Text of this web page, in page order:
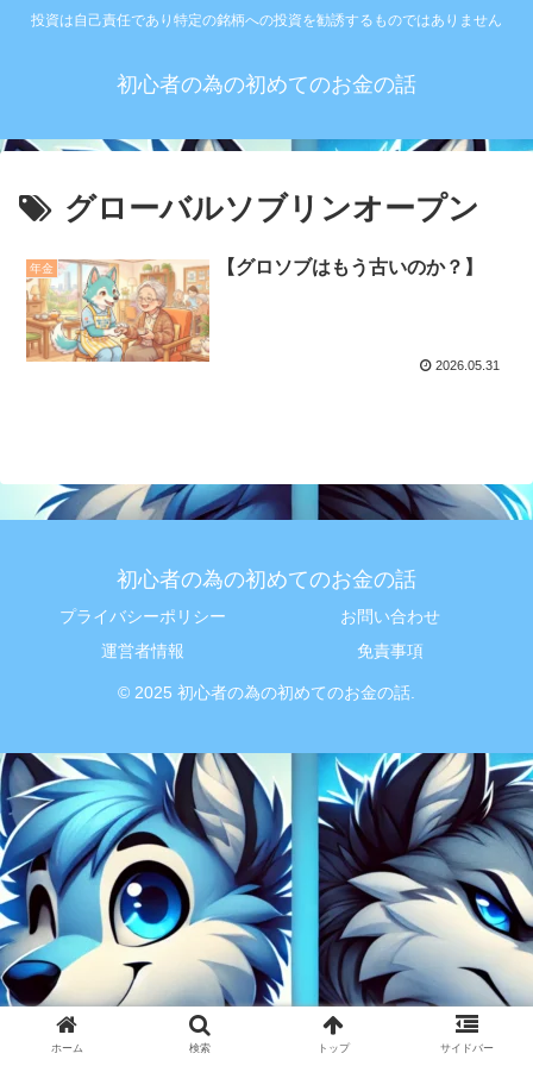
投資は自己責任であり特定の銘柄への投資を勧誘するものではありません
初心者の為の初めてのお金の話
グローバルソブリンオープン
年金 【グロソブはもう古いのか？】
2026.05.31
初心者の為の初めてのお金の話
プライバシーポリシー
お問い合わせ
運営者情報
免責事項
© 2025 初心者の為の初めてのお金の話.
ホーム 検索 トップ サイドバー